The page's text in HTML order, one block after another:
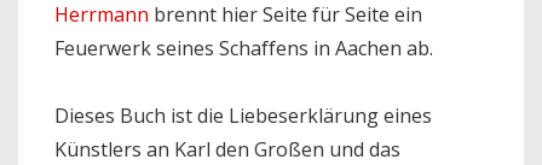
Herrmann brennt hier Seite für Seite ein
Feuerwerk seines Schaffens in Aachen ab.
Dieses Buch ist die Liebeserklärung eines
Künstlers an Karl den Großen und das